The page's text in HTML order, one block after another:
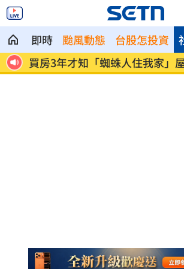
即時 颱風動態 台股怎投資
眼
生日變親人忌日！直升機慶祝